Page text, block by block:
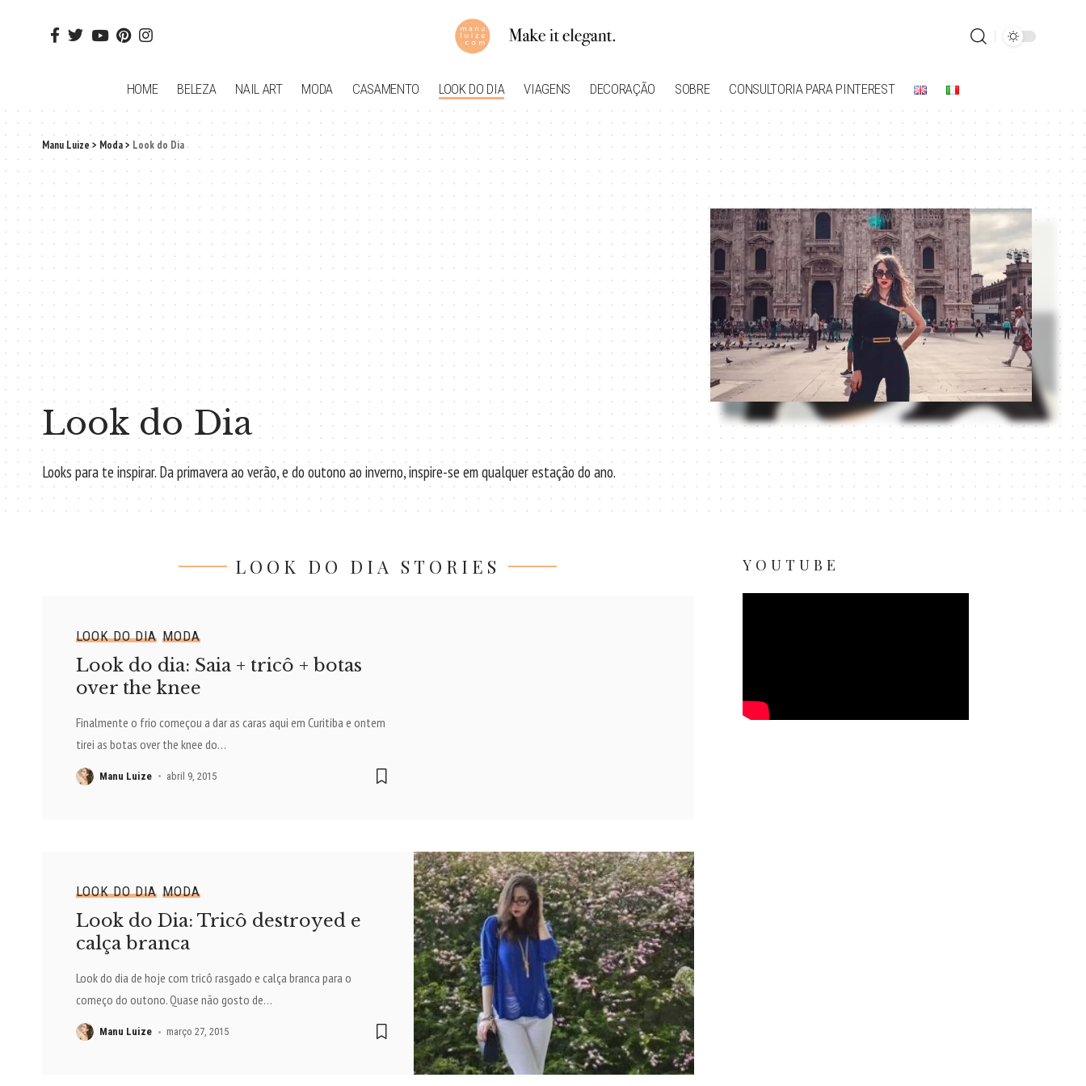
HOME BELEZA NAIL ART MODA CASAMENTO LOOK DO DIA VIAGENS DECORAÇÃO SOBRE CONSULTORIA PARA PINTEREST
Manu Luize> Moda> Look do Dia
Look do Dia
Looks para te inspirar. Da primavera ao verão, e do outono ao inverno, inspire-se em qualquer estação do ano.
LOOK DO DIA STORIES
LOOK DO DIA MODA
Look do dia: Saia + tricô + botas
over the knee
Finalmente o frio começou a dar as caras aqui em Curitiba e ontem
tirei as botas over the knee do…
Manu Luize abril 9, 2015
LOOK DO DIA MODA
Look do Dia: Tricô destroyed e
calça branca
Look do dia de hoje com tricô rasgado e calça branca para o
começo do outono. Quase não gosto de…
Manu Luize março 27, 2015
YOUTUBE